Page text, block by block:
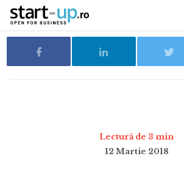
Lectură de 3 min
12 Martie 2018